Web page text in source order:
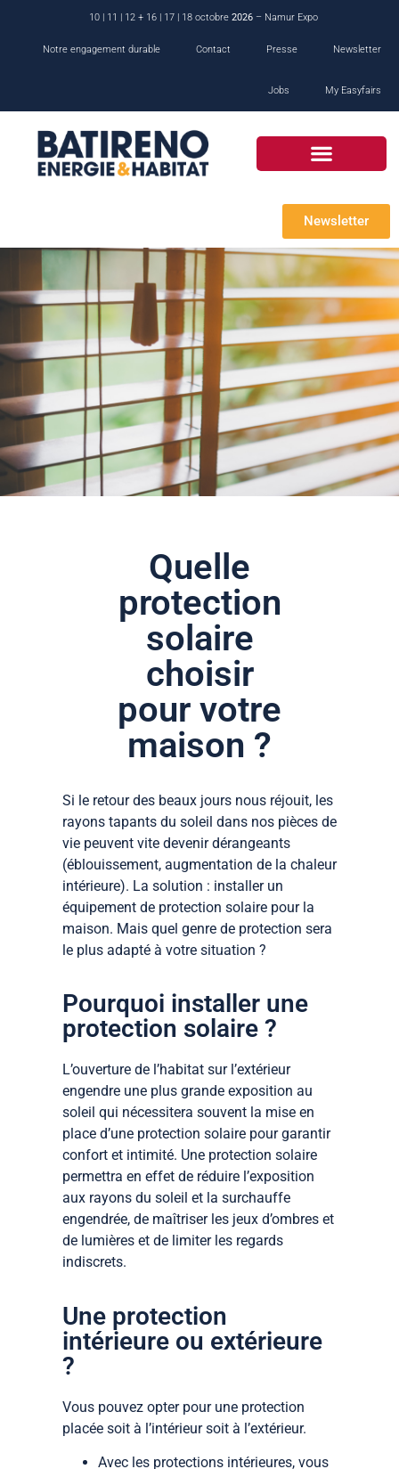
10 | 11 | 12 + 16 | 17 | 18 octobre 2026– Namur Expo
Notre engagement durable Contact Presse Newsletter
Jobs My Easyfairs
Newsletter
Quelle
protection
solaire
choisir
pour votre
maison ?
Si le retour des beaux jours nous réjouit, les
rayons tapants du soleil dans nos pièces de
vie peuvent vite devenir dérangeants
(éblouissement, augmentation de la chaleur
intérieure). La solution : installer un
équipement de protection solaire pour la
maison. Mais quel genre de protection sera
le plus adapté à votre situation ?
Pourquoi installer une
protection solaire ?
L’ouverture de l’habitat sur l’extérieur
engendre une plus grande exposition au
soleil qui nécessitera souvent la mise en
place d’une protection solaire pour garantir
confort et intimité. Une protection solaire
permettra en effet de réduire l’exposition
aux rayons du soleil et la surchauffe
engendrée, de maîtriser les jeux d’ombres et
de lumières et de limiter les regards
indiscrets.
Une protection
intérieure ou extérieure
?
Vous pouvez opter pour une protection
placée soit à l’intérieur soit à l’extérieur.
Avec les protections intérieures, vous